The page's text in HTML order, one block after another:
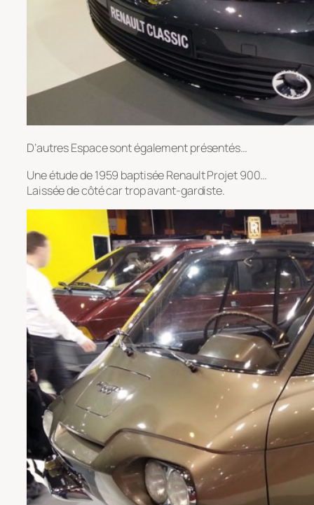
D’autres Espace sont également présentés…
Une étude de 1959 baptisée Renault Projet 900…
Laissée de côté car trop avant-gardiste.